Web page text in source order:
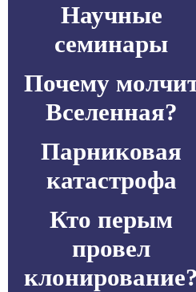
Научные
семинары
Почему
Вселенная?
Парниковая
катастрофа
Кто перым
провел
клонирование?